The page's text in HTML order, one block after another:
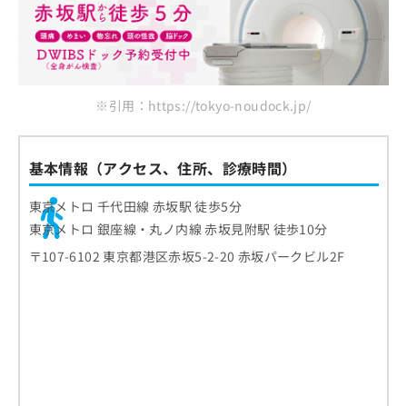
※引用：https://tokyo-noudock.jp/
基本情報（アクセス、住所、診療時間）
東京メトロ 千代田線 赤坂駅 徒歩5分
東京メトロ 銀座線・丸ノ内線 赤坂見附駅 徒歩10分
〒107-6102 東京都港区赤坂5-2-20 赤坂パークビル2F